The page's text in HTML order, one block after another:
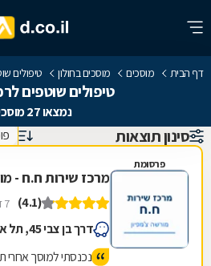
דף הבית מוסכים מוסכים בחולון טיפולים
טיפולים שוטפים
נמצאו 27 מוסכים
סינון תוצאות
פרסומת
מרכז שירות ח.ח -
(4.1) 7 דירוגים
דרך בן צבי 45, תל אביב
נכנסתי למוסך אחרי